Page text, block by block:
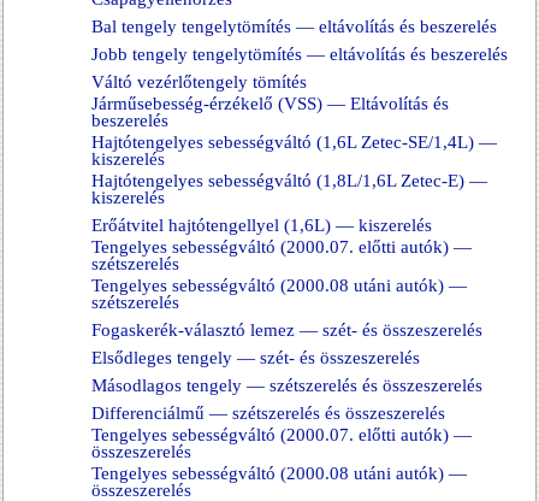
Bal tengely tengelytömítés — eltávolítás és beszerelés
Jobb tengely tengelytömítés — eltávolítás és beszerelés
Váltó vezérlőtengely tömítés
Járműsebesség-érzékelő (VSS) — Eltávolítás és
beszerelés
Hajtótengelyes sebességváltó (1,6L Zetec-SE/1,4L) —
kiszerelés
Hajtótengelyes sebességváltó (1,8L/1,6L Zetec-E) —
kiszerelés
Erőátvitel hajtótengellyel (1,6L) — kiszerelés
Tengelyes sebességváltó (2000.07. előtti autók) —
szétszerelés
Tengelyes sebességváltó (2000.08 utáni autók) —
szétszerelés
Fogaskerék-választó lemez — szét- és összeszerelés
Elsődleges tengely — szét- és összeszerelés
Másodlagos tengely — szétszerelés és összeszerelés
Differenciálmű — szétszerelés és összeszerelés
Tengelyes sebességváltó (2000.07. előtti autók) —
összeszerelés
Tengelyes sebességváltó (2000.08 utáni autók) —
összeszerelés